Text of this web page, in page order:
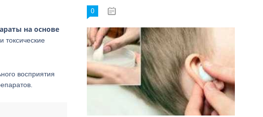
на основе
токсические
восприятия
0